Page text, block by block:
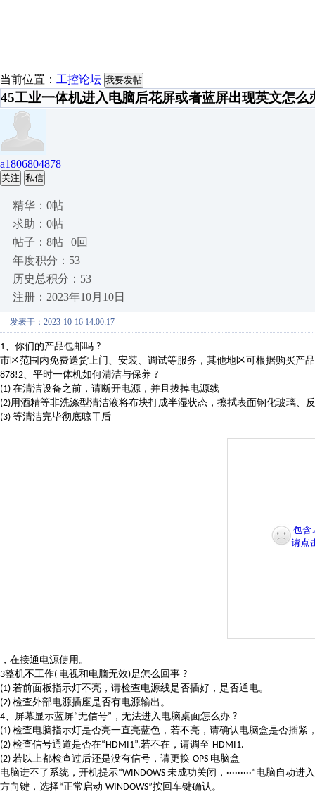
当前位置： 工控论坛 我要发帖
45工业一体机进入电脑后花屏或者蓝屏出现英文怎么
a1806804878
关注 私信
精华：0帖
求助：0帖
帖子：8帖 | 0回
年度积分：53
历史总积分：53
注册：2023年10月10日
发表于：2023-10-16 14:00:17
1、你们的产品包邮吗 ?
市区范围内免费送货上门、安装、调试等服务，其他地区可根据购买产
878!2、平时一体机如何清洁与保养 ?
(1) 在清洁设备之前，请断开电源，并且拔掉电源线
(2)用酒精等非洗涤型清洁液将布块打成半湿状态，擦拭表面钢化玻璃、
(3) 等清洁完毕彻底晾干后
，在接通电源使用。
3整机不工作( 电视和电脑无效)是怎么回事 ?
(1) 若前面板指示灯不亮，请检查电源线是否插好，是否通电。
(2) 检查外部电源插座是否有电源输出。
4、屏幕显示蓝屏“无信号” ，无法进入电脑桌面怎么办 ?
(1) 检查电脑指示灯是否亮一直亮蓝色，若不亮，请确认电脑盒是否插紧
(2) 检查信号通道是否在“HDMI1”,若不在，请调至 HDMI1.
(2) 若以上都检查过后还是没有信号，请更换 OPS 电脑盒
电脑进不了系统，开机提示“WINDOWS 未成功关闭， ·········”电脑自动进
方向键，选择“正常启动 WINDOWS”按回车键确认。